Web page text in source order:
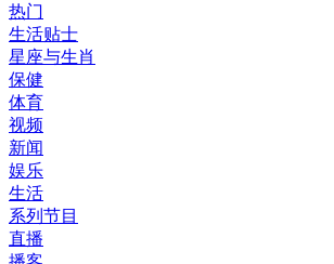
热门
生活贴士
星座与生肖
保健
体育
视频
新闻
娱乐
生活
系列节目
直播